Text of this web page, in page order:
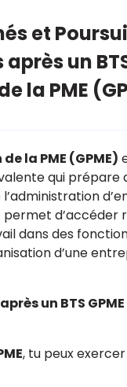
et
après un
la PME
la PME (GPME)
qui prépare
permet d’accéder
dans des
d’une
un BTS GPME
, tu peux